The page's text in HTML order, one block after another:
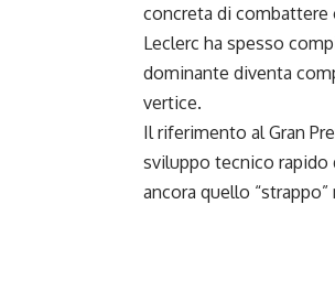
concreta di
Leclerc ha spesso
dominante diventa
vertice.
Il riferimento al Gran
sviluppo tecnico rapido
ancora quello